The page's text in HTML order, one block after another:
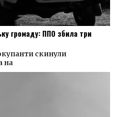
громаду: ППО збила три
скинули
на